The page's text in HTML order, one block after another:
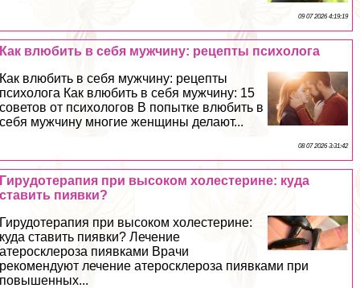
09 07 2026 4:19:19
Как влюбить в себя мужчину: рецепты психолога
Как влюбить в себя мужчину: рецепты
психолога Как влюбить в себя мужчину: 15
советов от психологов В попытке влюбить в
себя мужчину многие женщины делают...
08 07 2026 3:31:42
Гирудотерапия при высоком холестерине: куда
ставить пиявки?
Гирудотерапия при высоком холестерине:
куда ставить пиявки? Лечение
атеросклероза пиявками Врачи
рекомендуют лечение атеросклероза пиявками при
повышенных...